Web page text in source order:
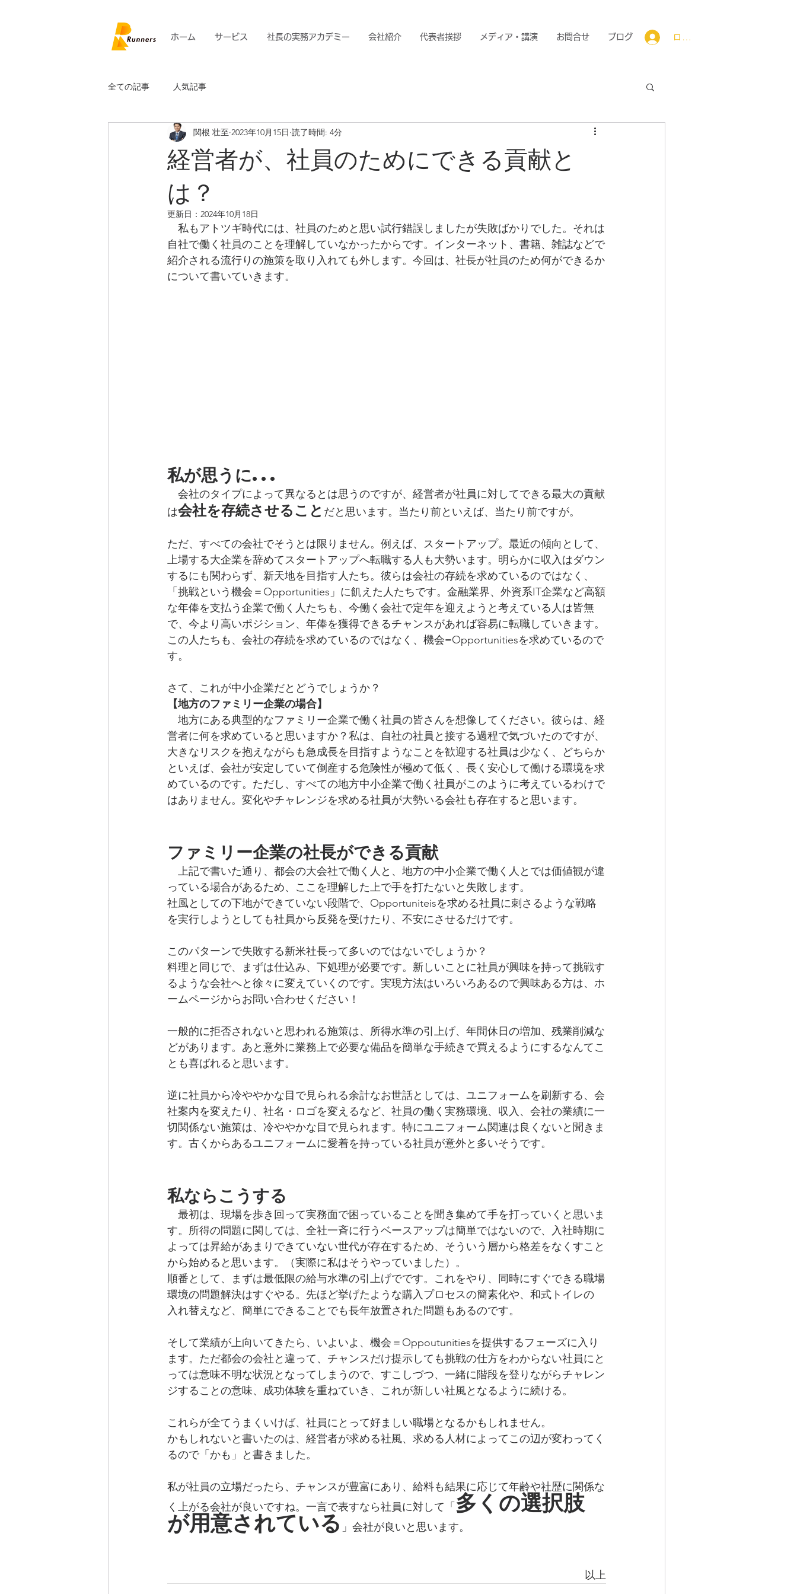
ホーム サービス 社長の実務アカデミー 会社紹介 代表者挨拶 メディア・講演 お問合せ ブログ ログイン
全ての記事 人気記事
経営者が、社員のためにできる貢献と
は？
関根 壮至 2023年10月15日 読了時間: 4分
更新日： 2024年10月18日
私もアトツギ時代には、社員のためと思い試行錯誤しましたが失敗ばかりでした。それは
自社で働く社員のことを理解していなかったからです。インターネット、書籍、雑誌などで
紹介される流行りの施策を取り入れても外します。今回は、社長が社員のため何ができるか
について書いていきます。
私が思うに...
会社のタイプによって異なるとは思うのですが、経営者が社員に対してできる最大の貢献
は会社を存続させること だと思います。当たり前といえば、当たり前ですが。
ただ、すべての会社でそうとは限りません。例えば、スタートアップ。最近の傾向として、
上場する大企業を辞めてスタートアップへ転職する人も大勢います。明らかに収入はダウン
するにも関わらず、新天地を目指す人たち。彼らは会社の存続を求めているのではなく、
「挑戦という機会＝Opportunities」に飢えた人たちです。金融業界、外資系IT企業など高額
な年俸を支払う企業で働く人たちも、今働く会社で定年を迎えようと考えている人は皆無
で、今より高いポジション、年俸を獲得できるチャンスがあれば容易に転職していきます。
この人たちも、会社の存続を求めているのではなく、機会=Opportunitiesを求めているので
す。
さて、これが中小企業だとどうでしょうか？
【地方のファミリー企業の場合】
地方にある典型的なファミリー企業で働く社員の皆さんを想像してください。彼らは、経
営者に何を求めていると思いますか？私は、自社の社員と接する過程で気づいたのですが、
大きなリスクを抱えながらも急成長を目指すようなことを歓迎する社員は少なく、どちらか
といえば、会社が安定していて倒産する危険性が極めて低く、長く安心して働ける環境を求
めているのです。ただし、すべての地方中小企業で働く社員がこのように考えているわけで
はありません。変化やチャレンジを求める社員が大勢いる会社も存在すると思います。
ファミリー企業の社長ができる貢献
上記で書いた通り、都会の大会社で働く人と、地方の中小企業で働く人とでは価値観が違
っている場合があるため、ここを理解した上で手を打たないと失敗します。
社風としての下地ができていない段階で、Opportuniteisを求める社員に刺さるような戦略
を実行しようとしても社員から反発を受けたり、不安にさせるだけです。
このパターンで失敗する新米社長って多いのではないでしょうか？
料理と同じで、まずは仕込み、下処理が必要です。新しいことに社員が興味を持って挑戦す
るような会社へと徐々に変えていくのです。実現方法はいろいろあるので興味ある方は、ホ
ームページからお問い合わせください！
一般的に拒否されないと思われる施策は、所得水準の引上げ、年間休日の増加、残業削減な
どがあります。あと意外に業務上で必要な備品を簡単な手続きで買えるようにするなんてこ
とも喜ばれると思います。
逆に社員から冷ややかな目で見られる余計なお世話としては、ユニフォームを刷新する、会
社案内を変えたり、社名・ロゴを変えるなど、社員の働く実務環境、収入、会社の業績に一
切関係ない施策は、冷ややかな目で見られます。特にユニフォーム関連は良くないと聞きま
す。古くからあるユニフォームに愛着を持っている社員が意外と多いそうです。
私ならこうする
最初は、現場を歩き回って実務面で困っていることを聞き集めて手を打っていくと思いま
す。所得の問題に関しては、全社一斉に行うベースアップは簡単ではないので、入社時期に
よっては昇給があまりできていない世代が存在するため、そういう層から格差をなくすこと
から始めると思います。（実際に私はそうやっていました）。
順番として、まずは最低限の給与水準の引上げでです。これをやり、同時にすぐできる職場
環境の問題解決はすぐやる。先ほど挙げたような購入プロセスの簡素化や、和式トイレの
入れ替えなど、簡単にできることでも長年放置された問題もあるのです。
そして業績が上向いてきたら、いよいよ、機会＝Oppoutunitiesを提供するフェーズに入り
ます。ただ都会の会社と違って、チャンスだけ提示しても挑戦の仕方をわからない社員にと
っては意味不明な状況となってしまうので、すこしづつ、一緒に階段を登りながらチャレン
ジすることの意味、成功体験を重ねていき、これが新しい社風となるように続ける。
これらが全てうまくいけば、社員にとって好ましい職場となるかもしれません。
かもしれないと書いたのは、経営者が求める社風、求める人材によってこの辺が変わってく
るので「かも」と書きました。
私が社員の立場だったら、チャンスが豊富にあり、給料も結果に応じて年齢や社歴に関係な
く上がる会社が良いですね。一言で表すなら社員に対して「 多くの選択肢
が用意されている 」会社が良いと思います。
以上